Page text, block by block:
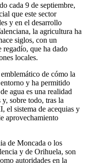
cada 9 de septiembre,
que este sector
y en el desarrollo
la agricultura ha
siglos, con un
regadío, que ha dado
locales.
de cómo la
y ha permitido
agua es una realidad
sobre todo, tras la
el sistema de acequias y
aprovechamiento
de Moncada o los
y de Orihuela, son
autoridades en la